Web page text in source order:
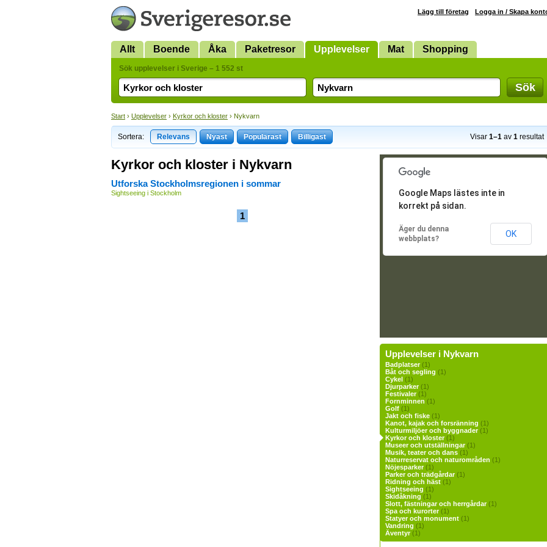
Lägg till företag Logga in / Skapa
Allt Boende Åka Paketresor Upplevelser Mat Shopping
Sök upplevelser i Sverige – 1 552 st
Sök
Start › Upplevelser › Kyrkor och kloster › Nykvarn
Sortera: Relevans Nyast Populärast Billigast Visar 1–1 av 1 resultat
Kyrkor och kloster i Nykvarn
Utforska Stockholmsregionen i sommar
Sightseeing i Stockholm
1
Google Maps lästes inte in
korrekt på sidan.
Äger du denna
webbplats?
OK
Upplevelser i Nykvarn
Badplatser(1)
Båt och segling (1)
Cykel (1)
Djurparker(1)
Festivaler(1)
Fornminnen (1)
Golf (1)
Jakt och fiske (1)
Kanot, kajak och forsränning (1)
Kulturmiljöer och byggnader(1)
Kyrkor och kloster(1)
Museer och utställningar(1)
Musik, teater och dans (1)
Naturreservat och naturområden (1)
Nöjesparker(1)
Parker och trädgårdar(1)
Ridning och häst (1)
Sightseeing (1)
Skidåkning (1)
Slott, fästningar och herrgårdar(1)
Spa och kurorter(1)
Statyer och monument (1)
Vandring (1)
Äventyr(1)